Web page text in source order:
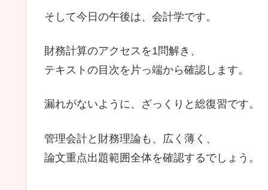
そして今日の午後は、会計学です。
財務計算のアクセスを1問解き、
テキストの目次を片っ端から確認します。
漏れがないように、ざっくりと総復習です。
管理会計と財務理論も、広く薄く、
論文重点出題範囲全体を確認するでしょう。